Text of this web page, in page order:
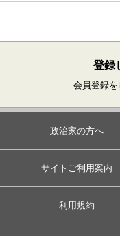
登録
会員登録を
政治家の方へ
サイトご利用案内
利用規約